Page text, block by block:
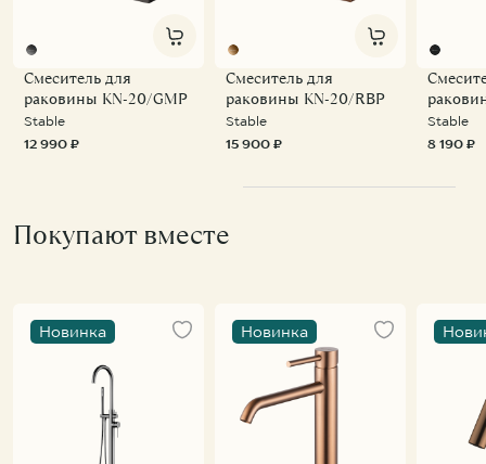
Смеситель для
раковины KN-20/GMP
Stable
12 990 ₽
Смеситель для
раковины KN-20/RBP
Stable
15 900 ₽
Stable
8 190 ₽
Покупают вместе
Новинка Новинка